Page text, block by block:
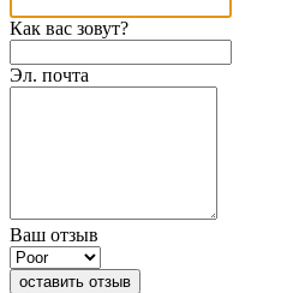
Как вас зовут?
Эл. почта
Ваш отзыв
оставить отзыв